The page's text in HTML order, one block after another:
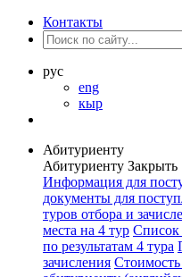
Контакты
рус
eng
кыр
Абитуриенту
Абитуриенту Закрыть
Информация для
документы для
туров отбора и
места на 4 тур Список
по результатам 4 тура
зачисления